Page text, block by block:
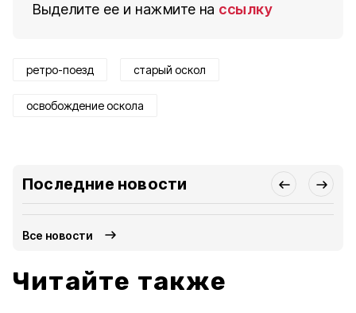
Выделите ее и нажмите на ссылку
ретро-поезд старый оскол
освобождение оскола
Последние новости
Все новости
Читайте также